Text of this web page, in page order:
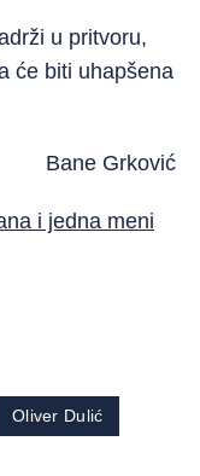
u pritvoru,
će biti uhapšena
Bane Grković
i jedna meni
Oliver Dulić